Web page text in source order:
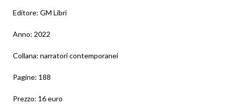
Editore: GM Libri
Anno: 2022
Collana: narratori contemporanei
Pagine: 188
Prezzo: 16 euro